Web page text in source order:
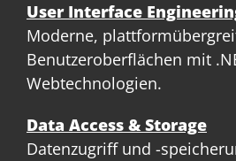
User Interface
Moderne,
Benutzeroberflächen mit
Webtechnologien.
Data Access & Storage
Datenzugriff und -